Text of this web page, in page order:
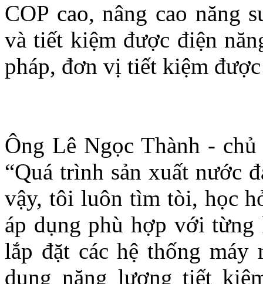
COP cao, nâng cao năng
và tiết kiệm được điện
pháp, đơn vị tiết kiệm
Ông Lê Ngọc Thành -
“Quá trình sản xuất nước
vậy, tôi luôn tìm tòi, học
áp dụng phù hợp với từng
lắp đặt các hệ thống máy
dụng năng lượng tiết